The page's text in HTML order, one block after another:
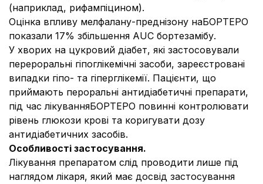
(наприклад, рифампіцином).
Оцінка впливу мелфалану-преднізону наБОРТЕРО
показали 17% збільшення AUC бортезамібу.
У хворих на цукровий діабет, які застосовували
перероральні гіпоглікемічні засоби, зареєстровані
випадки гіпо- та гіперглікемії. Пацієнти, що
приймають пероральні антидіабетичні препарати,
під час лікуванняБОРТЕРО повинні контролювати
рівень глюкози крові та коригувати дозу
антидіабетичних засобів.
Особливості застосування.
Лікування препаратом слід проводити лише під
наглядом лікаря, який має досвід застосування